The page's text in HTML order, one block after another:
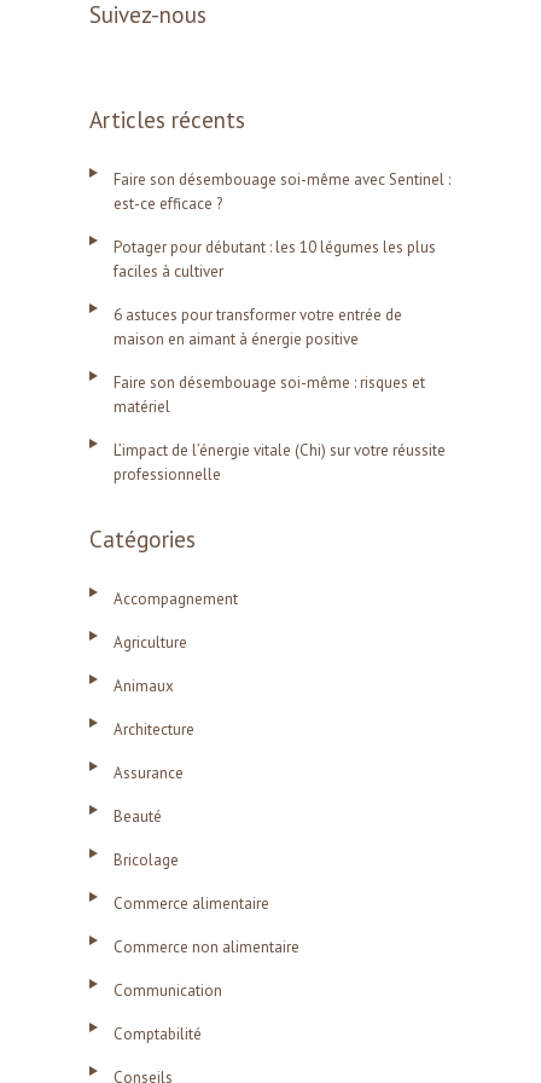
Suivez-nous
Articles récents
Faire son désembouage soi-même avec Sentinel :
est-ce efficace ?
Potager pour débutant : les 10 légumes les plus
faciles à cultiver
6 astuces pour transformer votre entrée de
maison en aimant à énergie positive
Faire son désembouage soi-même : risques et
matériel
L’impact de l’énergie vitale (Chi) sur votre réussite
professionnelle
Catégories
Accompagnement
Agriculture
Animaux
Architecture
Assurance
Beauté
Bricolage
Commerce alimentaire
Commerce non alimentaire
Communication
Comptabilité
Conseils